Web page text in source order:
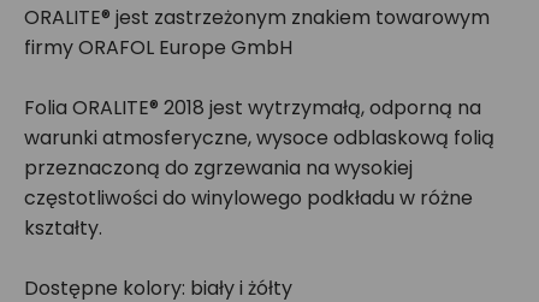
ORALITE® jest zastrzeżonym znakiem towarowym
firmy ORAFOL Europe GmbH
Folia ORALITE® 2018 jest wytrzymałą, odporną na
warunki atmosferyczne, wysoce odblaskową folią
przeznaczoną do zgrzewania na wysokiej
częstotliwości do winylowego podkładu w różne
kształty.
Dostępne kolory: biały i żółty